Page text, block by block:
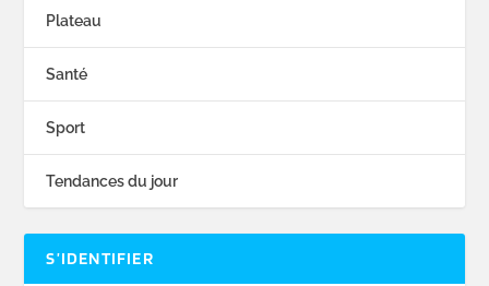
Plateau
Santé
Sport
Tendances du jour
S’IDENTIFIER